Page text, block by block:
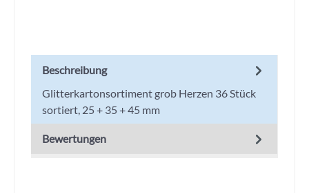
Beschreibung
Glitterkartonsortiment grob Herzen 36 Stück
sortiert, 25 + 35 + 45 mm
Bewertungen